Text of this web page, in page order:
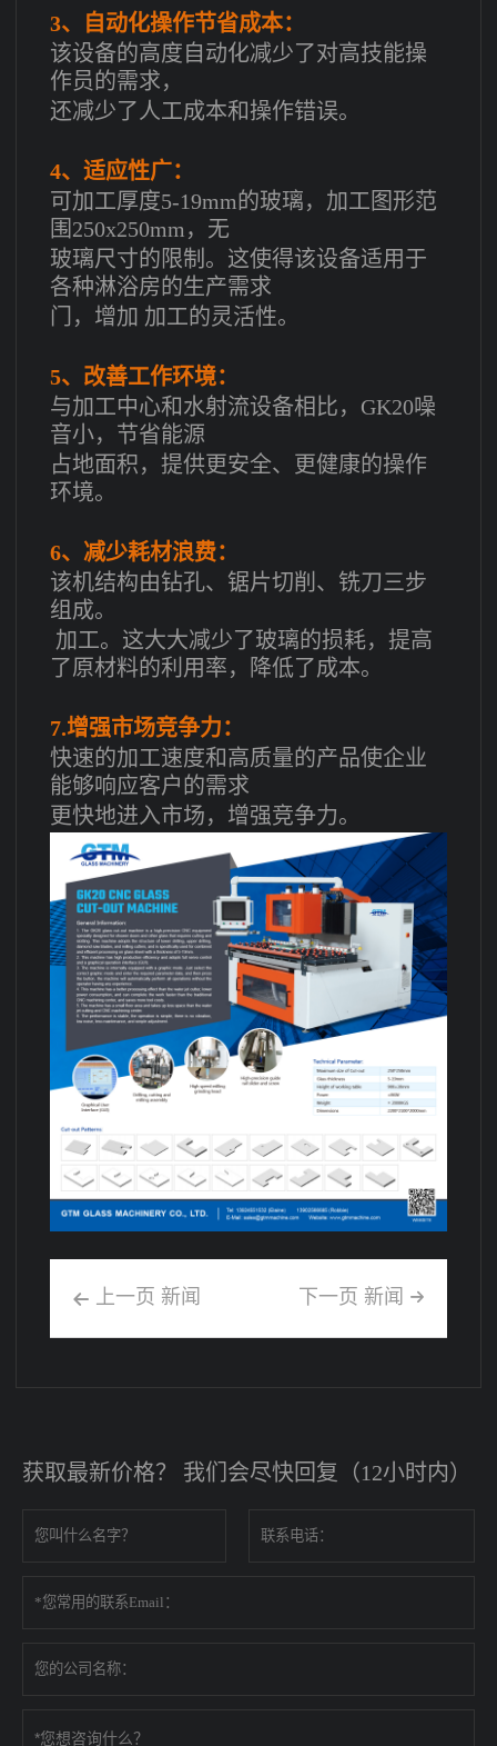
3、自动化操作节省成本：
该设备的高度自动化减少了对高技能操
作员的需求，
还减少了人工成本和操作错误。
4、适应性广：
可加工厚度5-19mm的玻璃，加工图形范
围250x250mm，无
玻璃尺寸的限制。这使得该设备适用于
各种淋浴房的生产需求
门，增加 加工的灵活性。
5、改善工作环境：
与加工中心和水射流设备相比，GK20噪
音小，节省能源
占地面积，提供更安全、更健康的操作
环境。
6、减少耗材浪费：
该机结构由钻孔、锯片切削、铣刀三步
组成。
加工。这大大减少了玻璃的损耗，提高
了原材料的利用率，降低了成本。
7.增强市场竞争力：
快速的加工速度和高质量的产品使企业
能够响应客户的需求
更快地进入市场，增强竞争力。
 上一页 新闻 
下一页 新闻
获取最新价格？ 我们会尽快回复（12小时内）